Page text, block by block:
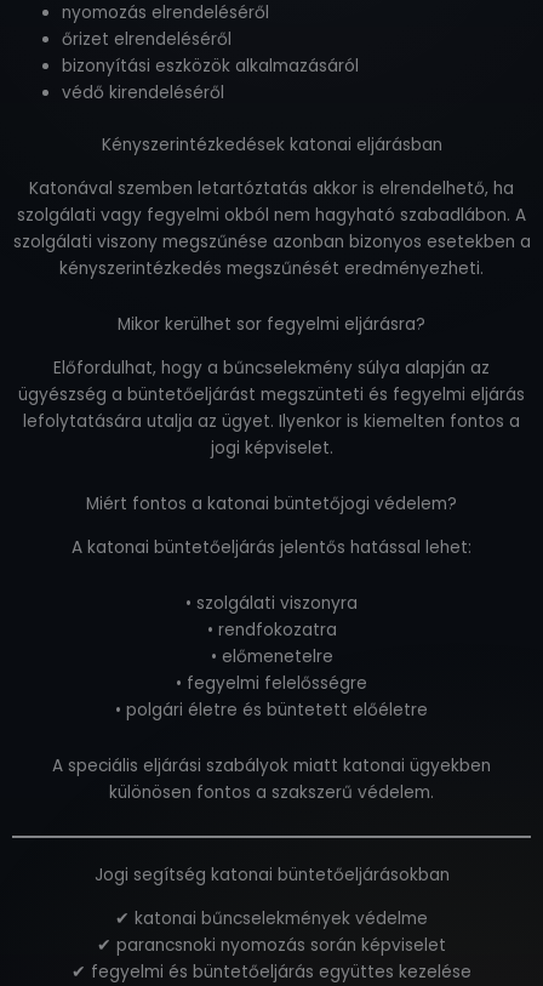
nyomozás elrendeléséről
őrizet elrendeléséről
bizonyítási eszközök alkalmazásáról
védő kirendeléséről
Kényszerintézkedések katonai eljárásban
Katonával szemben letartóztatás akkor is elrendelhető, ha
szolgálati vagy fegyelmi okból nem hagyható szabadlábon. A
szolgálati viszony megszűnése azonban bizonyos esetekben a
kényszerintézkedés megszűnését eredményezheti.
Mikor kerülhet sor fegyelmi eljárásra?
Előfordulhat, hogy a bűncselekmény súlya alapján az
ügyészség a büntetőeljárást megszünteti és fegyelmi eljárás
lefolytatására utalja az ügyet. Ilyenkor is kiemelten fontos a
jogi képviselet.
Miért fontos a katonai büntetőjogi védelem?
A katonai büntetőeljárás jelentős hatással lehet:
• szolgálati viszonyra
• rendfokozatra
• előmenetelre
• fegyelmi felelősségre
• polgári életre és büntetett előéletre
A speciális eljárási szabályok miatt katonai ügyekben
különösen fontos a szakszerű védelem.
Jogi segítség katonai büntetőeljárásokban
✔ katonai bűncselekmények védelme
✔ parancsnoki nyomozás során képviselet
✔ fegyelmi és büntetőeljárás együttes kezelése